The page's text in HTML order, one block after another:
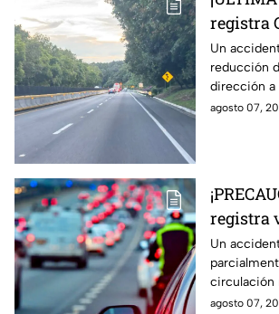
registra
en la
Un
reducción
dirección a
agosto 07,
registra
la
Un
circulación
agosto 07,